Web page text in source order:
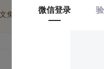
免费学 优质文库回答免费看